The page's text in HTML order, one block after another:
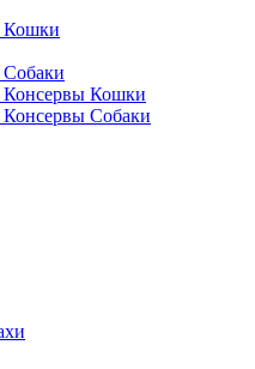
Кошки
Кошки
Собаки